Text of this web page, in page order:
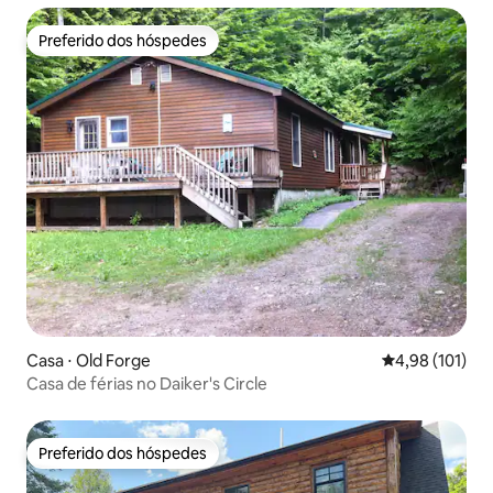
Preferido dos hóspedes
Preferido dos hóspedes
Casa ⋅ Old Forge 4,98 de uma
4,98 (101)
Casa de férias no Daiker's Circle
Preferido dos hóspedes
Preferido dos hóspedes